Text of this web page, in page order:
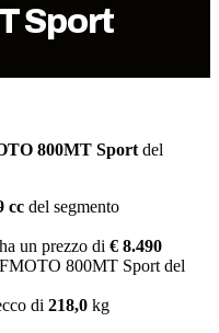
Sport
800MT Sport del
cc del segmento
ha un prezzo di € 8.490
800MT Sport del
di 218,0 kg